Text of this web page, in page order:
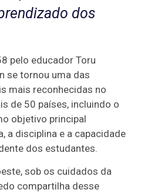
dos
pelo educador Toru
se tornou uma das
mais reconhecidas no
de 50 países, incluindo o
objetivo principal
a disciplina e a capacidade
dos estudantes.
sob os cuidados da
compartilha desse